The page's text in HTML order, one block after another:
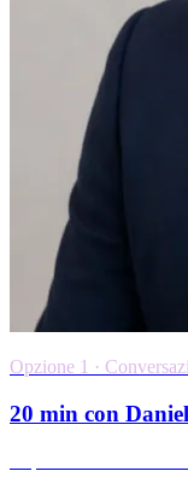
Opzione 1 ·
20 min con Daniel